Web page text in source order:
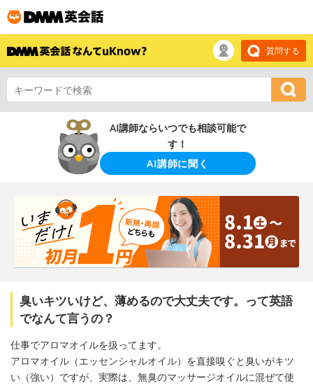
質問する
AI講師ならいつでも相談可能で
す！
AI講師に聞く
臭いキツいけど、薄めるので大丈夫です。って英語
でなんて言うの？
仕事でアロマオイルを扱ってます。
アロマオイル（エッセンシャルオイル）を直接嗅ぐと臭いがキツ
い（強い）ですが、実際は、無臭のマッサージオイルに混ぜて使